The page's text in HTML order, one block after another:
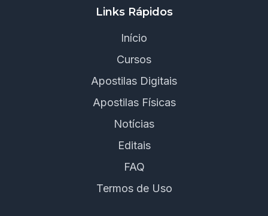
Links Rápidos
Início
Cursos
Apostilas Digitais
Apostilas Físicas
Notícias
Editais
FAQ
Termos de Uso